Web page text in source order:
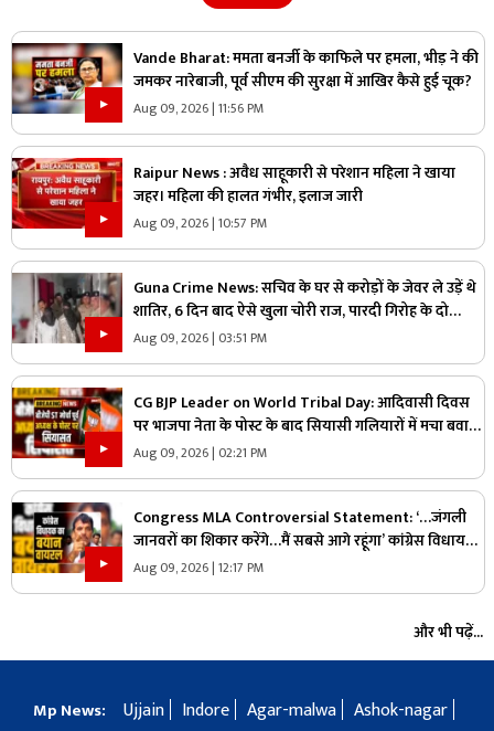
Vande Bharat: ममता बनर्जी के काफिले पर हमला, भीड़ ने की
जमकर नारेबाजी, पूर्व सीएम की सुरक्षा में आखिर कैसे हुई चूक?
Aug 09, 2026 | 11:56 PM
Raipur News : अवैध साहूकारी से परेशान महिला ने खाया
जहर। महिला की हालत गंभीर, इलाज जारी
Aug 09, 2026 | 10:57 PM
Guna Crime News: सचिव के घर से करोड़ों के जेवर ले उड़ें थे
शातिर, 6 दिन बाद ऐसे खुला चोरी राज, पारदी गिरोह के दो
आरोपी गिरफ्तार
Aug 09, 2026 | 03:51 PM
CG BJP Leader on World Tribal Day: आदिवासी दिवस
पर भाजपा नेता के पोस्ट के बाद सियासी गलियारों में मचा बवाल,
जानिए ऐसा क्या कह दिया कि भड़के विपक्षी नेता
Aug 09, 2026 | 02:21 PM
Congress MLA Controversial Statement: ‘…जंगली
जानवरों का शिकार करेंगे…मैं सबसे आगे रहूंगा’ कांग्रेस विधायक
ने दिया विवादित बयान, वायरल हो रहा वीडियो
Aug 09, 2026 | 12:17 PM
और भी पढ़ें...
Mp News: Ujjain Indore Agar-malwa Ashok-nagar